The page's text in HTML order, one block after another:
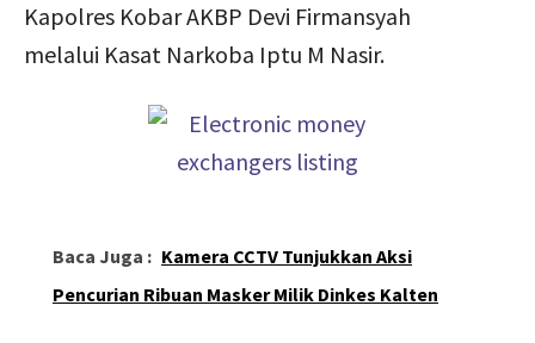
Kapolres Kobar AKBP Devi Firmansyah
melalui Kasat Narkoba Iptu M Nasir.
Baca Juga : Kamera CCTV Tunjukkan Aksi
Pencurian Ribuan Masker Milik Dinkes Kalten